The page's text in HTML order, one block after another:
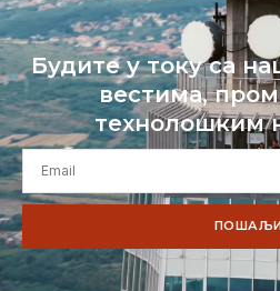
Будите у току са
вестима,
технолошким
ПОШАЉИ